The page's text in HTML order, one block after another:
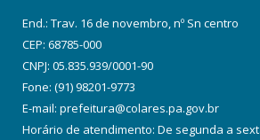
End.: Trav. 16 de novembro, nº Sn centro
CEP: 68785-000
CNPJ: 05.835.939/0001-90
Fone: (91) 98201-9773
E-mail: prefeitura@colares.pa.gov.br
Horário de atendimento: De segunda a